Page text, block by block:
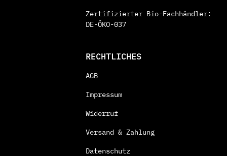
Zertifizierter Bio-Fachhändler:
DE-ÖKO-037
RECHTLICHES
AGB
Impressum
Widerruf
Versand & Zahlung
Datenschutz